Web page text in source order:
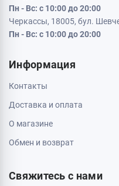
Кременчуг, 39600, ул.
Пн - Вс: с 10:00 до 20:00
Кривой Рог, 50000,
Кропивницкий, 25006, ул.
Полтава, 36000, ул.
Пн - Вс: с 10:00 до 20:00
ТРЦ Депот, 2 этаж
Черкассы, 18005, бул.